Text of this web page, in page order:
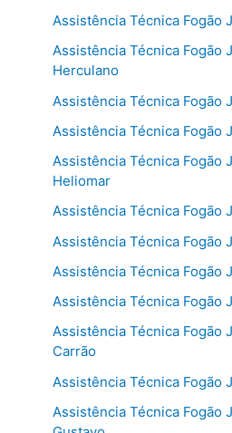
Assistência Técnica Fogão
Assistência Técnica Fogão
Herculano
Assistência Técnica Fogão
Assistência Técnica Fogão
Assistência Técnica Fogão
Heliomar
Assistência Técnica Fogão
Assistência Técnica Fogão
Assistência Técnica Fogão
Assistência Técnica Fogão
Assistência Técnica Fogão
Carrão
Assistência Técnica Fogão
Assistência Técnica Fogão